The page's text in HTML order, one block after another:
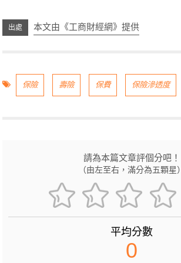
本文由《工商財經網》提供
保險 壽險 保費 保險滲透度
請為本篇文章評個分吧！
（由左至右，滿分為五顆星）
平均分數
0